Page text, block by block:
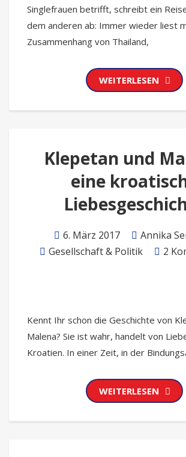
Singlefrauen betrifft, schreibt ein
dem anderen ab: Immer wieder liest
Zusammenhang von Thailand,
WEITERLESEN
Klepetan und
eine
6. März 2017
Annika
Gesellschaft & Politik
2
Kennt Ihr schon die Geschichte von
Malena? Sie ist wahr, handelt von
Kroatien. In einer Zeit, in der
WEITERLESEN